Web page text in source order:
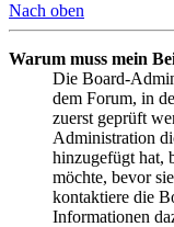
Nach oben
Warum muss mein
Die Board-
dem Forum, in
zuerst geprüft
Administration
hinzugefügt hat,
möchte, bevor
kontaktiere die
Informationen